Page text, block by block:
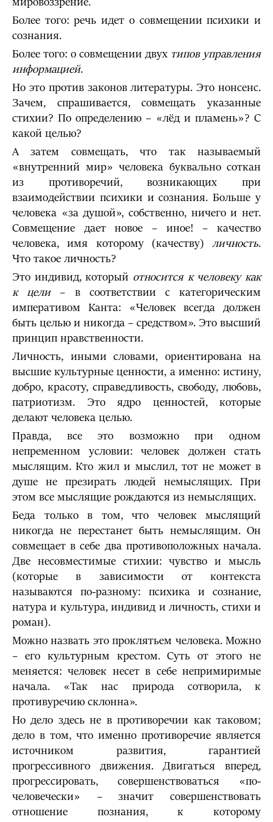
Более того: речь идет о совмещении психики и
сознания.
Более того: о совмещении двух типов управления
информацией.
Но это против законов литературы. Это нонсенс.
Зачем, спрашивается, совмещать указанные
стихии? По определению – «лёд и пламень»? С
какой целью?
А затем совмещать, что так называемый
«внутренний мир» человека буквально соткан
из противоречий, возникающих при
взаимодействии психики и сознания. Больше у
человека «за душой», собственно, ничего и нет.
Совмещение дает новое – иное! – качество
человека, имя которому (качеству) личность.
Что такое личность?
Это индивид, который относится к человеку как
к цели– в соответствии с категорическим
императивом Канта: «Человек всегда должен
быть целью и никогда – средством». Это высший
принцип нравственности.
Личность, иными словами, ориентирована на
высшие культурные ценности, а именно: истину,
добро, красоту, справедливость, свободу, любовь,
патриотизм. Это ядро ценностей, которые
делают человека целью.
Правда, все это возможно при одном
непременном условии: человек должен стать
мыслящим. Кто жил и мыслил, тот не может в
душе не презирать людей немыслящих. При
этом все мыслящие рождаются из немыслящих.
Беда только в том, что человек мыслящий
никогда не перестанет быть немыслящим. Он
совмещает в себе два противоположных начала.
Две несовместимые стихии: чувство и мысль
(которые в зависимости от контекста
называются по-разному: психика и сознание,
натура и культура, индивид и личность, стихи и
роман).
Можно назвать это проклятьем человека. Можно
– его культурным крестом. Суть от этого не
меняется: человек несет в себе непримиримые
начала. «Так нас природа сотворила, к
противуречию склонна».
Но дело здесь не в противоречии как таковом;
дело в том, что именно противоречие является
источником развития, гарантией
прогрессивного движения. Двигаться вперед,
прогрессировать, совершенствоваться «по-
человечески» – значит совершенствовать
отношение познания, к которому